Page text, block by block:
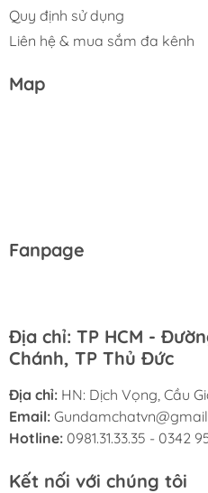
Quy định sử dụng
Liên hệ & mua sắm đa kênh
Map
Fanpage
Địa chỉ: TP HCM -
Chánh, TP Thủ Đức
Địa chỉ: HN: Dịch Vọng, Cầu
Email:
Hotline: 0981.31.33.35 - 0342
Kết nối với chúng tôi